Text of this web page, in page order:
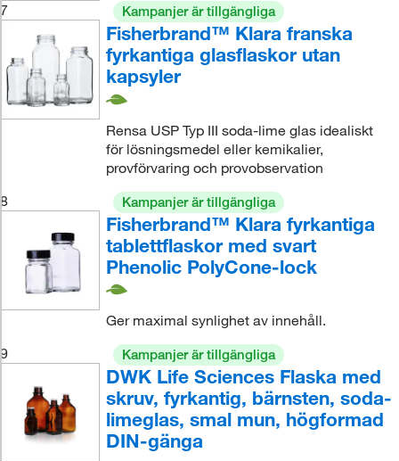
7 Kampanjer är tillgängliga
Fisherbrand™ Klara franska
fyrkantiga glasflaskor utan
kapsyler
Rensa USP Typ III soda-lime glas idealiskt
för lösningsmedel eller kemikalier,
provförvaring och provobservation
8
Kampanjer är tillgängliga
Fisherbrand™ Klara fyrkantiga
tablettflaskor med svart
Phenolic PolyCone-lock
Ger maximal synlighet av innehåll.
9
Kampanjer är tillgängliga
DWK Life Sciences Flaska med
skruv, fyrkantig, bärnsten, soda-
limeglas, smal mun, högformad
DIN-gänga